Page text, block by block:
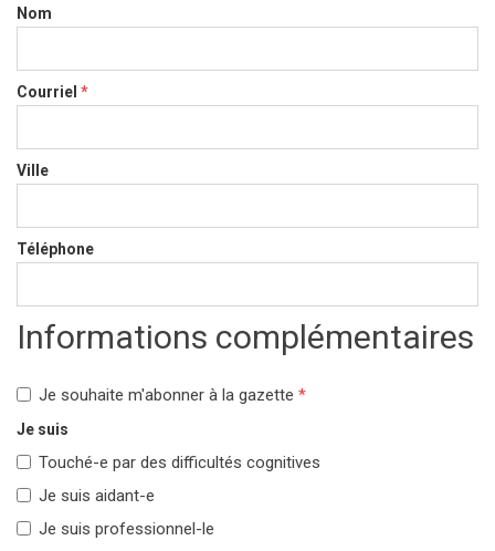
Nom
Courriel *
Ville
Téléphone
Informations complémentaires
Je souhaite m'abonner à la gazette *
Je suis
Touché-e par des difficultés cognitives
Je suis aidant-e
Je suis professionnel-le